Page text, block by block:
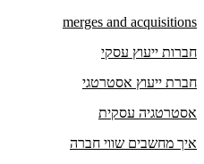
merges and acquisitions
חברות ייעוץ עסקי
חברת ייעוץ אסטרטגי
אסטרטגיה עסקית
איך מחשבים שווי חברה